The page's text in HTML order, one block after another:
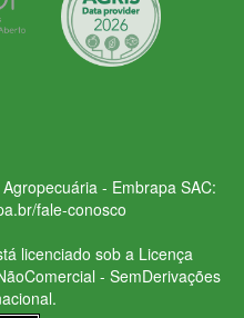
- Embrapa SAC:
fale-conosco
licenciado sob a Licença
- SemDerivações